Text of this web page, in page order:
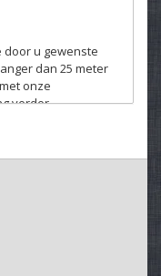
u gewenste
dan 25 meter
onze
verder.
en veelvuldig